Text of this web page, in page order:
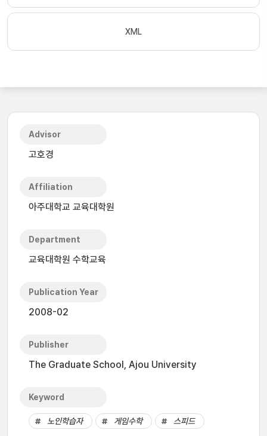
XML
Advisor
고호경
Affiliation
아주대학교 교육대학원
Department
교육대학원 수학교육
Publication Year
2008-02
Publisher
The Graduate School, Ajou University
Keyword
노인학습자 게임수학 스피드